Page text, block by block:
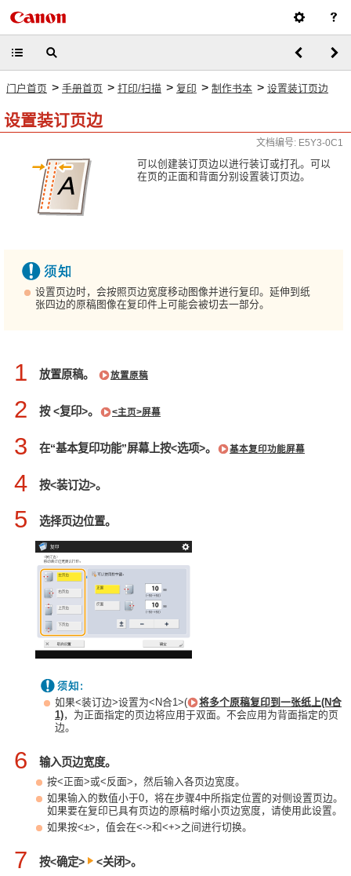
门户首页 > 手册首页 > 打印/扫描 > 复印 > 制作书本 > 设置装订页边
设置装订页边
文档编号: E5Y3-0C1
可以创建装订页边以进行装订或打孔。可以
在页的正面和背面分别设置装订页边。
设置页边时，会按照页边宽度移动图像并进行复印。延伸到纸
张四边的原稿图像在复印件上可能会被切去一部分。
1 放置原稿。 放置原稿
2 按 <复印>。 <主页>屏幕
3 在“基本复印功能”屏幕上按<选项>。 基本复印功能屏幕
4 按<装订边>。
5 选择页边位置。
如果<装订边>设置为<N合1>(
将多个原稿复印到一张纸上(N合
1)，为正面指定的页边将应用于双面。不会应用为背面指定的页
边。
6 输入页边宽度。
按<正面>或<反面>，然后输入各页边宽度。
如果输入的数值小于0，将在步骤4中所指定位置的对侧设置页边。
如果要在复印已具有页边的原稿时缩小页边宽度，请使用此设置。
如果按<±>，值会在<->和<+>之间进行切换。
7 按<确定> <关闭>。